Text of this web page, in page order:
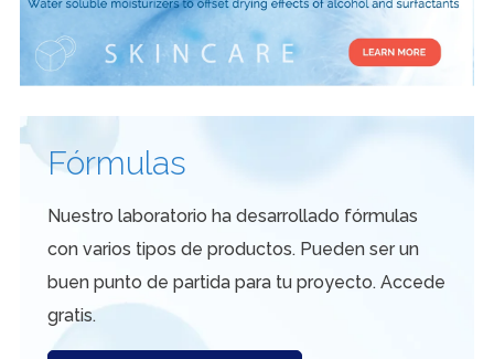
Fórmulas
Nuestro laboratorio ha desarrollado fórmulas
con varios tipos de productos. Pueden ser un
buen punto de partida para tu proyecto. Accede
gratis.